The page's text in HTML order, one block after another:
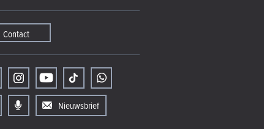
Contact
Nieuwsbrief